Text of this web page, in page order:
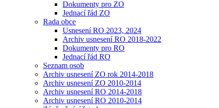
Dokumenty pro ZO
Jednací řád ZO
Rada obce
Usnesení RO 2023, 2024
Archiv usnesení RO 2018-2022
Dokumenty pro RO
Jednací řád RO
Seznam osob
Archiv usnesení ZO rok 2014-2018
Archiv usnesení ZO 2010-2014
Archiv usnesení RO 2014-2018
Archiv usnesení RO 2010-2014